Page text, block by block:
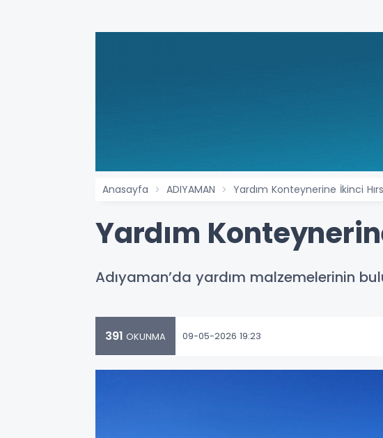
Anasayfa ADIYAMAN Yardım Konteynerine İkinci
Yardım
Adıyaman’da yardım malzemelerinin
391 OKUNMA 09-05-2026 19:23